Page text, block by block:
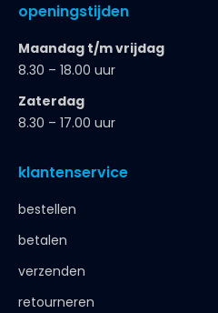
openingstijden
Maandag t/m vrijdag
8.30 – 18.00 uur
Zaterdag
8.30 – 17.00 uur
klantenservice
bestellen
betalen
verzenden
retourneren